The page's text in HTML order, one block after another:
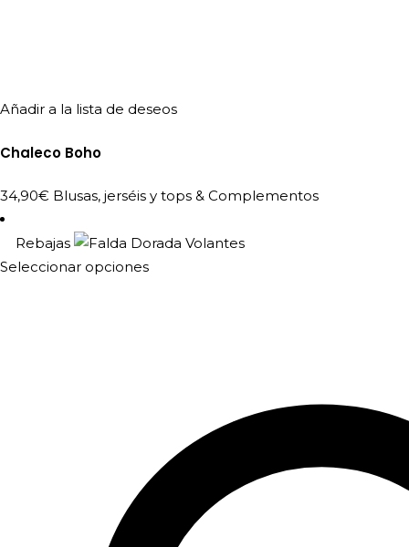
Añadir a la lista de deseos
Chaleco Boho
34,90€ Blusas, jerséis y tops & Complementos
Rebajas
Seleccionar opcionesEste
pueden
elegir